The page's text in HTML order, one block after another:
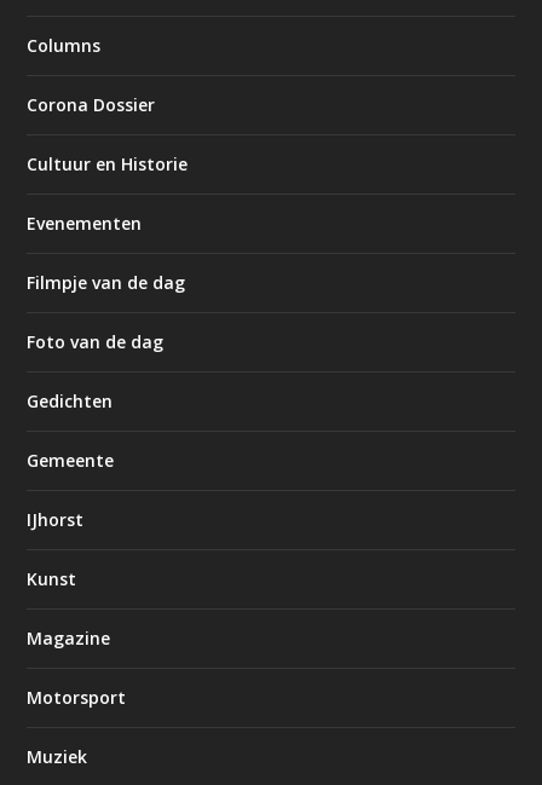
Columns
Corona Dossier
Cultuur en Historie
Evenementen
Filmpje van de dag
Foto van de dag
Gedichten
Gemeente
IJhorst
Kunst
Magazine
Motorsport
Muziek